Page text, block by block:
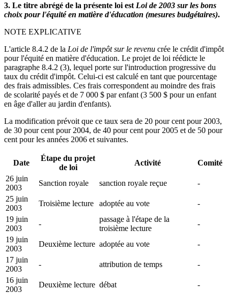
3. Le titre abrégé de la présente loi est Loi de 2003 sur les bons
choix pour l'équité en matière d'éducation (mesures budgétaires).
NOTE EXPLICATIVE
L'article 8.4.2 de la Loi de l'impôt sur le revenu crée le crédit d'impôt
pour l'équité en matière d'éducation. Le projet de loi réédicte le
paragraphe 8.4.2 (3), lequel porte sur l'introduction progressive du
taux du crédit d'impôt. Celui-ci est calculé en tant que pourcentage
des frais admissibles. Ces frais correspondent au moindre des frais
de scolarité payés et de 7 000 $ par enfant (3 500 $ pour un enfant
en âge d'aller au jardin d'enfants).
La modification prévoit que ce taux sera de 20 pour cent pour 2003,
de 30 pour cent pour 2004, de 40 pour cent pour 2005 et de 50 pour
cent pour les années 2006 et suivantes.
Date
Étape du projet
de loi
Activité
Comité
26 juin
2003
Sanction royale sanction royale reçue
-
25 juin
2003
Troisième lecture adoptée au vote
-
19 juin
2003
-
passage à l'étape de la
troisième lecture
-
19 juin
2003
Deuxième lecture adoptée au vote
-
17 juin
2003
- attribution de temps
-
16 juin
2003
Deuxième lecture débat
-